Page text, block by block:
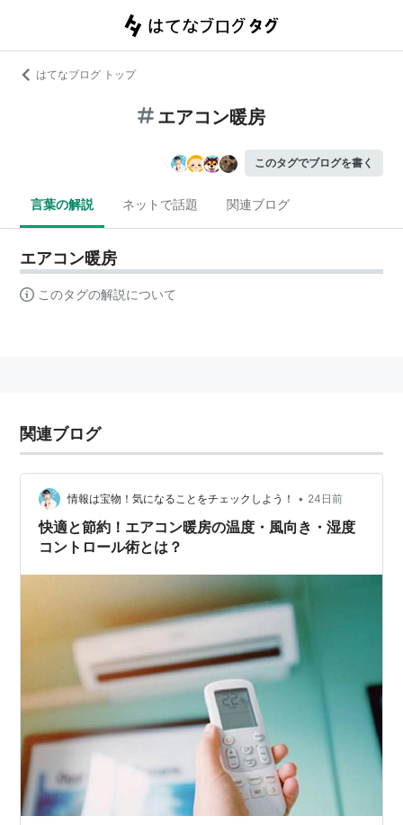
はてなブログ トップ
エアコン暖房
このタグでブログを書く
言葉の解説 ネットで話題 関連ブログ
エアコン暖房
このタグの解説について
関連ブログ
情報は宝物！気になることをチェックしよう！ • 24日前
快適と節約！エアコン暖房の温度・風向き・湿度
コントロール術とは？